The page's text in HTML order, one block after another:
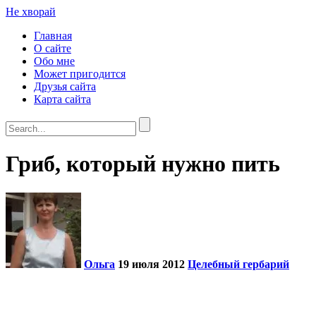
Не хворай
Главная
О сайте
Обо мне
Может пригодится
Друзья сайта
Карта сайта
Гриб, который нужно пить
Ольга 19 июля 2012 Целебный гербарий